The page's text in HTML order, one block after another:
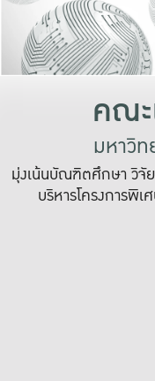
คณ
มหาวิ
มุ่งเน้นบัณฑิตศึกษา วิจั
บริหารโครงการพิ